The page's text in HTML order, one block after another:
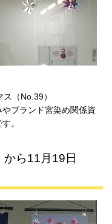
（No.39）
やブランド宮染め関係資
。
ら11月19日